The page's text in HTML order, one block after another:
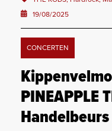
19/08/2025
CONCERTEN
PINEAPPLE
Handelbeurs